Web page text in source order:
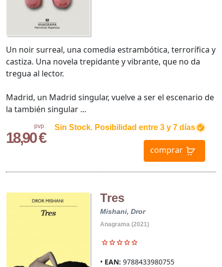
pvp.
18,90 €
Sin Stock. Posibilidad entre 3 y 7 días
comprar
Un noir surreal, una comedia estrambótica, terrorífica y
castiza. Una novela trepidante y vibrante, que no da
tregua al lector.
Madrid, un Madrid singular, vuelve a ser el escenario de
la también singular ...
Tres
Mishani, Dror
Anagrama (2021)
EAN: 9788433980755